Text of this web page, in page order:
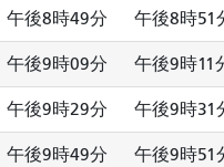
午後8時49分 午後8時51
午後9時09分 午後9時11
午後9時29分 午後9時31
午後9時49分 午後9時51